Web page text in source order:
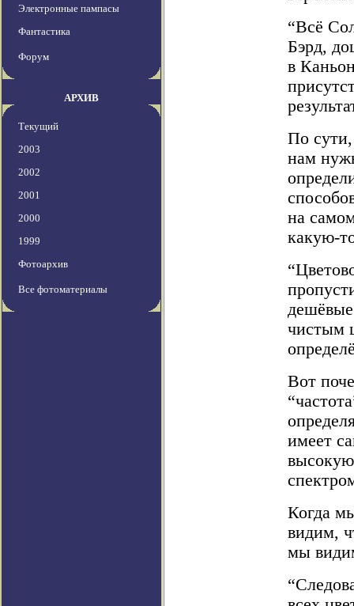
Электронные пампасы
Фантастика
Форум
АРХИВ
Текущий
2003
2002
2001
2000
1999
Фотоархив
Все фотоматериалы
“Всё
Бэрд,
в
По
нам
на
какую-
чистым
Вот
имеет
Когда
видим,
мы